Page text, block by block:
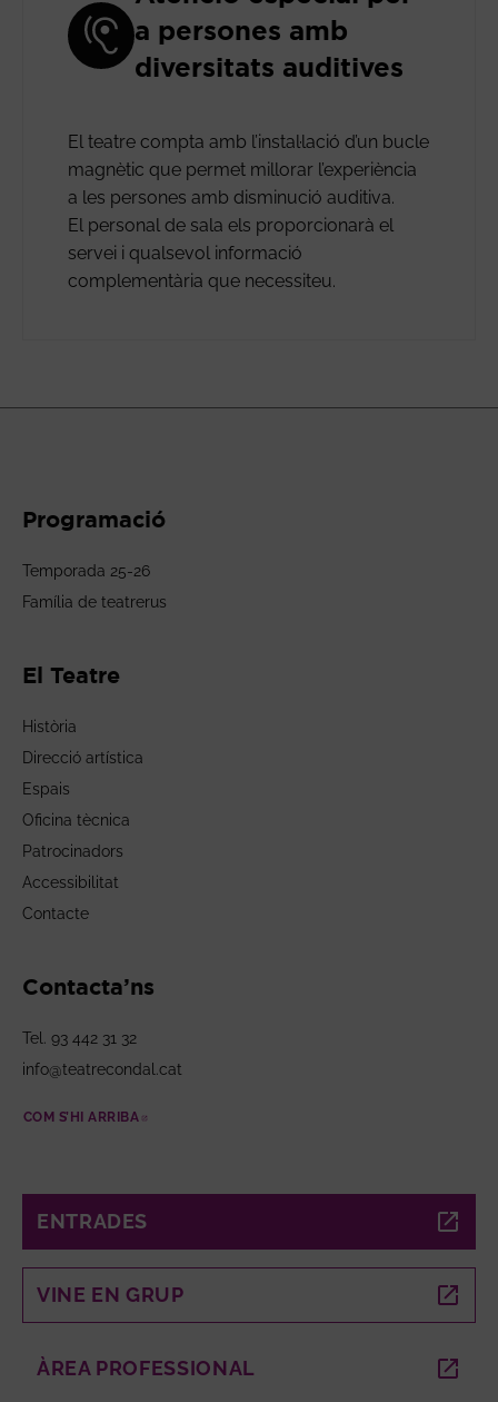
a persones amb
diversitats auditives
El teatre compta amb l’instal·lació d’un bucle
magnètic que permet millorar l’experiència
a les persones amb disminució auditiva.
El personal de sala els proporcionarà el
servei i qualsevol informació
complementària que necessiteu.
Programació
Temporada 25-26
Família de teatrerus
El Teatre
Història
Direcció artística
Espais
Oficina tècnica
Patrocinadors
Accessibilitat
Contacte
Contacta’ns
Tel. 93 442 31 32
info@teatrecondal.cat
COM S’HI ARRIBA
ENTRADES
VINE EN GRUP
ÀREA PROFESSIONAL ABRE EN NUEVA VENTANA